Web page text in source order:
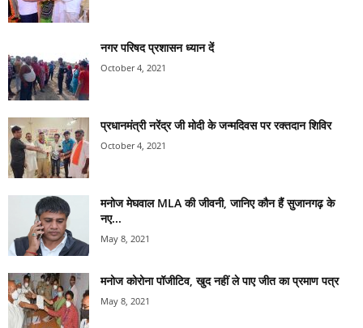
नगर परिषद प्रशासन ध्यान दें
October 4, 2021
प्रधानमंत्री नरेंद्र जी मोदी के जन्मदिवस पर रक्तदान शिविर
October 4, 2021
मनोज मेघवाल MLA की जीवनी, जानिए कौन हैं सुजानगढ़ के
नए...
May 8, 2021
मनोज कोरोना पॉजीटिव, खुद नहीं ले पाए जीत का प्रमाण पत्र
May 8, 2021